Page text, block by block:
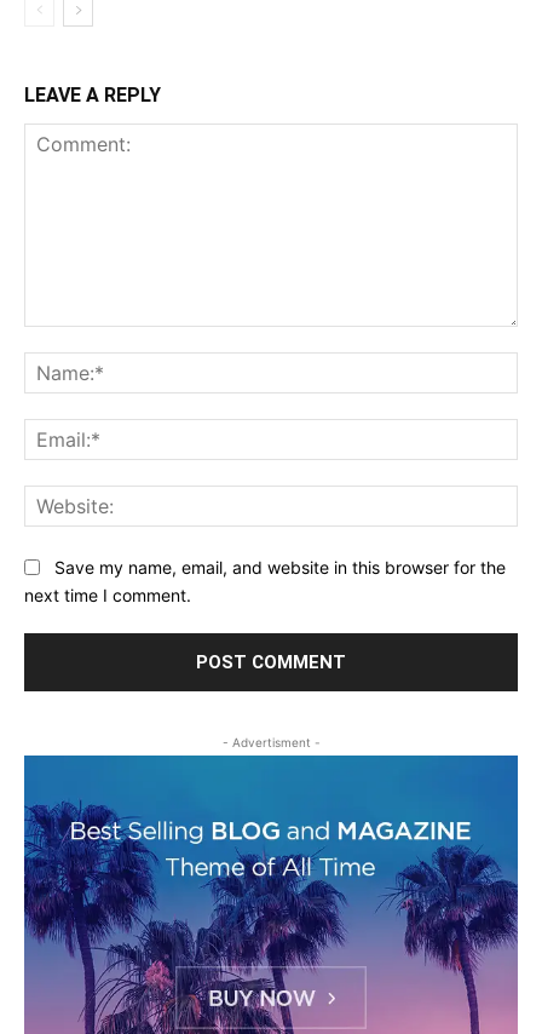
LEAVE A REPLY
Save my name, email, and website in this browser for the
next time I comment.
- Advertisment -